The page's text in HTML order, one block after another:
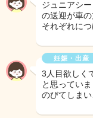
ジュニアシ
の送迎が車
それぞれに
妊娠・出産
3人目欲しく
と思ってい
のびてしま